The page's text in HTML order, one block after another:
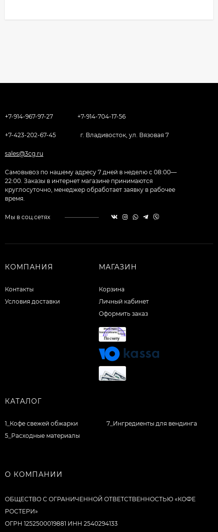
+7-914-967-97-27 +7-914-704-17-56
+7-423-202-67-45 г. Владивосток, ул. Вязовая 7
sales@3cg.ru
Самовывоз по нашему адресу 7 дней в неделю с 08:00—
22:00. Заказы в интернет магазине принимаются
круглосуточно, менеджер обработает заявку в рабочее
время.
Мы в соц.сетях
КОМПАНИЯ
Контакты
Условия доставки
МАГАЗИН
Корзина
Личный кабинет
Оформить заказ
КАТАЛОГ
1_Кофе свежей обжарки
5_Расходные материалы
7_Ингредиенты для вендинга
О КОМПАНИИ
ОБЩЕСТВО С ОГРАНИЧЕННОЙ ОТВЕТСТВЕННОСТЬЮ «КОФЕ
РОСТЕРИ»
ОГРН 1252500019881 ИНН 2540294133